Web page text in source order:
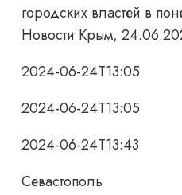
городских властей в
Новости Крым,
2024-06-24T13:05
2024-06-24T13:05
2024-06-24T13:43
Севастополь